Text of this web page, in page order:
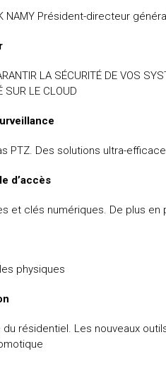
NAMY Président-directeur
LA SÉCURITÉ DE VOS
SUR LE CLOUD
PTZ. Des solutions ultra-
d’accès
et clés numériques. De plus en
physiques
du résidentiel. Les nouveaux